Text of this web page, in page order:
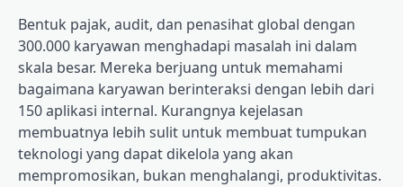
Bentuk pajak, audit, dan penasihat global dengan
300.000 karyawan menghadapi masalah ini dalam
skala besar. Mereka berjuang untuk memahami
bagaimana karyawan berinteraksi dengan lebih dari
150 aplikasi internal. Kurangnya kejelasan
membuatnya lebih sulit untuk membuat tumpukan
teknologi yang dapat dikelola yang akan
mempromosikan, bukan menghalangi, produktivitas.